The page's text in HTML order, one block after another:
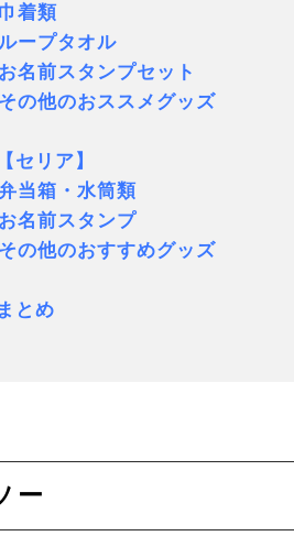
着類
プタオル
前スタンプセット
他のおススメグッズ
セリア】
箱・水筒類
前スタンプ
他のおすすめグッズ
とめ
ー